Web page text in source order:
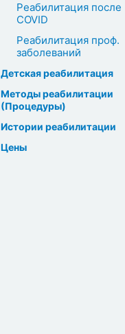
Реабилитация после
COVID
Реабилитация проф.
заболеваний
Детская реабилитация
Методы реабилитации
(Процедуры)
Истории реабилитации
Цены